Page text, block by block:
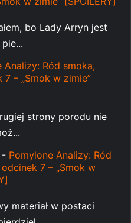
bo Lady Arryn jest
Analizy: Ród smoka,
– „Smok w zimie”
strony porodu nie
- Pomylone Analizy: Ród
7 – „Smok w
materiał w postaci